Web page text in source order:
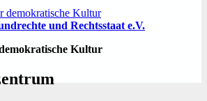
und Rechtsstaat e.V.
Kultur